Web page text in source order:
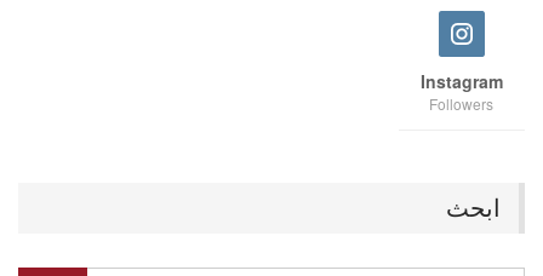
Instagram
Followers
ابحث